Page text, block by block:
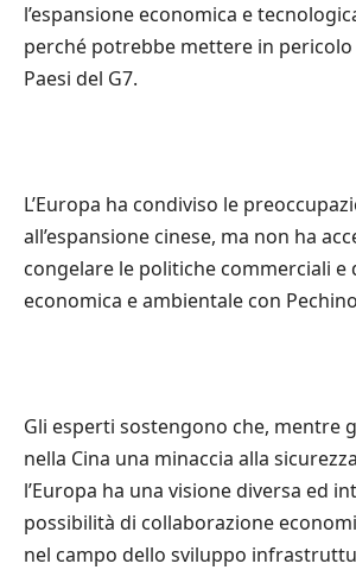
l’espansione economica e
perché potrebbe mettere in pericolo
Paesi del G7.
L’Europa ha condiviso le
all’espansione cinese, ma non ha
congelare le politiche commerciali e
economica e ambientale con
Gli esperti sostengono che, mentre
nella Cina una minaccia alla
l’Europa ha una visione diversa ed
possibilità di collaborazione
nel campo dello sviluppo